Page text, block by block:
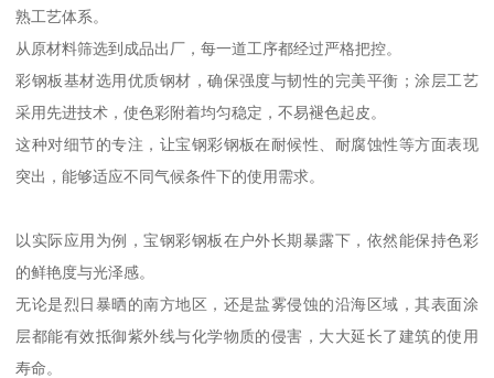
熟工艺体系。
从原材料筛选到成品出厂，每一道工序都经过严格把控。
彩钢板基材选用优质钢材，确保强度与韧性的完美平衡；涂层工艺
采用先进技术，使色彩附着均匀稳定，不易褪色起皮。
这种对细节的专注，让宝钢彩钢板在耐候性、耐腐蚀性等方面表现
突出，能够适应不同气候条件下的使用需求。
以实际应用为例，宝钢彩钢板在户外长期暴露下，依然能保持色彩
的鲜艳度与光泽感。
无论是烈日暴晒的南方地区，还是盐雾侵蚀的沿海区域，其表面涂
层都能有效抵御紫外线与化学物质的侵害，大大延长了建筑的使用
寿命。